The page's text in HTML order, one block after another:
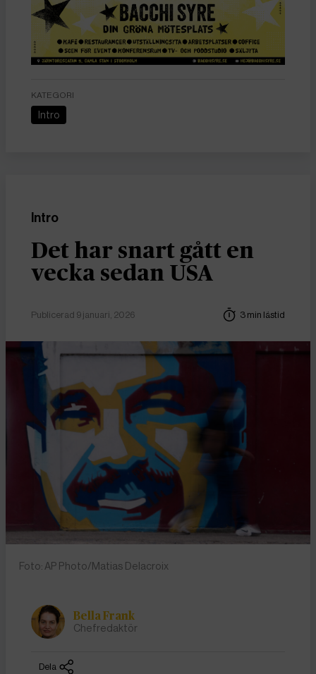
KATEGORI
Intro
Intro
Det har snart gått en
vecka sedan USA
Publicerad 9 januari, 2026 3 min lästid
Foto: AP Photo/Matias Delacroix
Bella Frank
Chefredaktör
Dela